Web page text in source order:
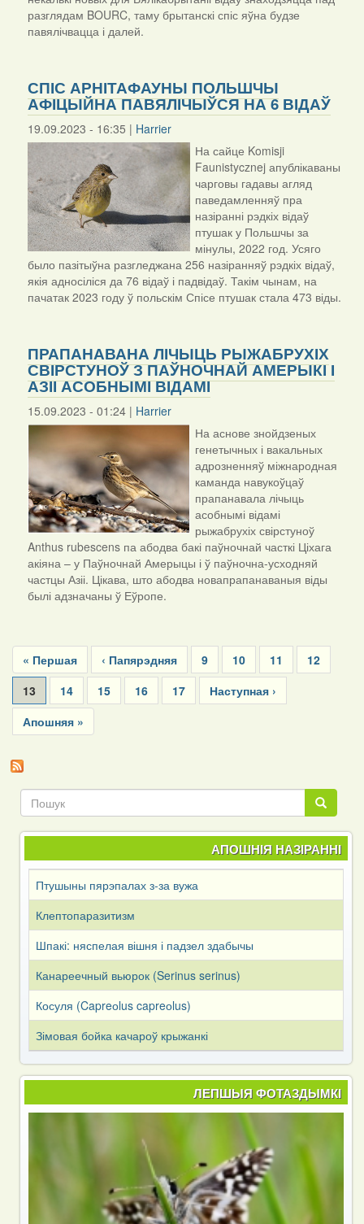
разглядам BOURC, таму брытанскі спіс яўна будзе
павялічвацца і далей.
СПІС АРНІТАФАУНЫ ПОЛЬШЧЫ
АФІЦЫЙНА ПАВЯЛІЧЫЎСЯ НА 6 ВІДАЎ
19.09.2023 - 16:35 | Harrier
На сайце Komisji
Faunistycznej апублікаваны
чарговы гадавы агляд
паведамленняў пра
назіранні рэдкіх відаў
птушак у Польшчы за
мінулы, 2022 год. Усяго
было пазітыўна разгледжана 256 назіранняў рэдкіх відаў,
якія адносіліся да 76 відаў і падвідаў. Такім чынам, на
пачатак 2023 году ў польскім Спісе птушак стала 473 віды.
ПРАПАНАВАНА ЛІЧЫЦЬ РЫЖАБРУХІХ
СВІРСТУНОЎ З ПАЎНОЧНАЙ АМЕРЫКІ І
АЗІІ АСОБНЫМІ ВІДАМІ
15.09.2023 - 01:24 | Harrier
На аснове знойдзеных
генетычных і вакальных
адрозненняў міжнародная
каманда навукоўцаў
прапанавала лічыць
асобнымі відамі
рыжабрухіх свірстуноў
Anthus rubescens па абодва бакі паўночнай часткі Ціхага
акіяна – у Паўночнай Амерыцы і ў паўночна-усходняй
частцы Азіі. Цікава, што абодва новапрапанаваныя віды
былі адзначаны ў Еўропе.
Pagination
First
page
« Першая
Previous
page
‹ Папярэдняя Page
9 Page
10 Page
11 Page
12
Current
page
13 Page
14 Page
15 Page
16 Page
17
Next
page
Наступная ›
Last
page
Апошняя »
Пошук
Пошук
АПОШНІЯ НАЗІРАННІ
Птушыны пярэпалах з-за вужа
Клептопаразитизм
Шпакі: няспелая вішня і падзел здабычы
Канареечный вьюрок (Serinus serinus)
Косуля (Capreоlus capreоlus)
Зімовая бойка качароў крыжанкі
ЛЕПШЫЯ ФОТАЗДЫМКІ